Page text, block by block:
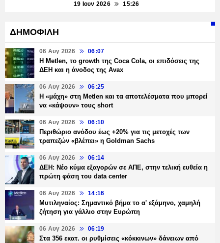
19 Ιουν 2026 15:26
ΔΗΜΟΦΙΛΗ
06 Αυγ 2026 06:07
H Metlen, το growth της Coca Cola, οι επιδόσεις της
ΔΕΗ και η άνοδος της Avax
06 Αυγ 2026 06:25
H «μάχη» στη Metlen και τα αποτελέσματα που μπορεί
να «κάψουν» τους short
06 Αυγ 2026 06:10
Περιθώριο ανόδου έως +20% για τις μετοχές των
τραπεζών «βλέπει» η Goldman Sachs
06 Αυγ 2026 06:14
ΔΕΗ: Νέο κύμα εξαγορών σε ΑΠΕ, στην τελική ευθεία η
πρώτη φάση του data center
06 Αυγ 2026 14:16
Μυτιληναίος: Σημαντικό βήμα το α' εξάμηνο, χαμηλή
ζήτηση για γάλλιο στην Ευρώπη
06 Αυγ 2026 06:19
Στα 356 εκατ. οι ρυθμίσεις «κόκκινων» δάνειων από